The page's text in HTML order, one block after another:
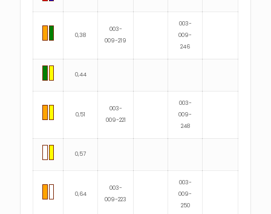
0,38
003-
009-219
003-
009-
246
0,44
0,51
003-
009-221
003-
009-
248
0,57
0,64
003-
009-223
003-
009-
250